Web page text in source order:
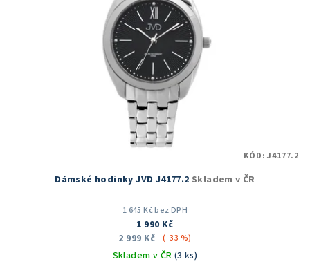
Dámské hodinky JVD J4177.2 Skladem v ČR
1 645 Kč bez DPH
1 990 Kč
2 999 Kč
(–33 %)
Skladem v ČR (3 ks)
KÓD:J4177.2